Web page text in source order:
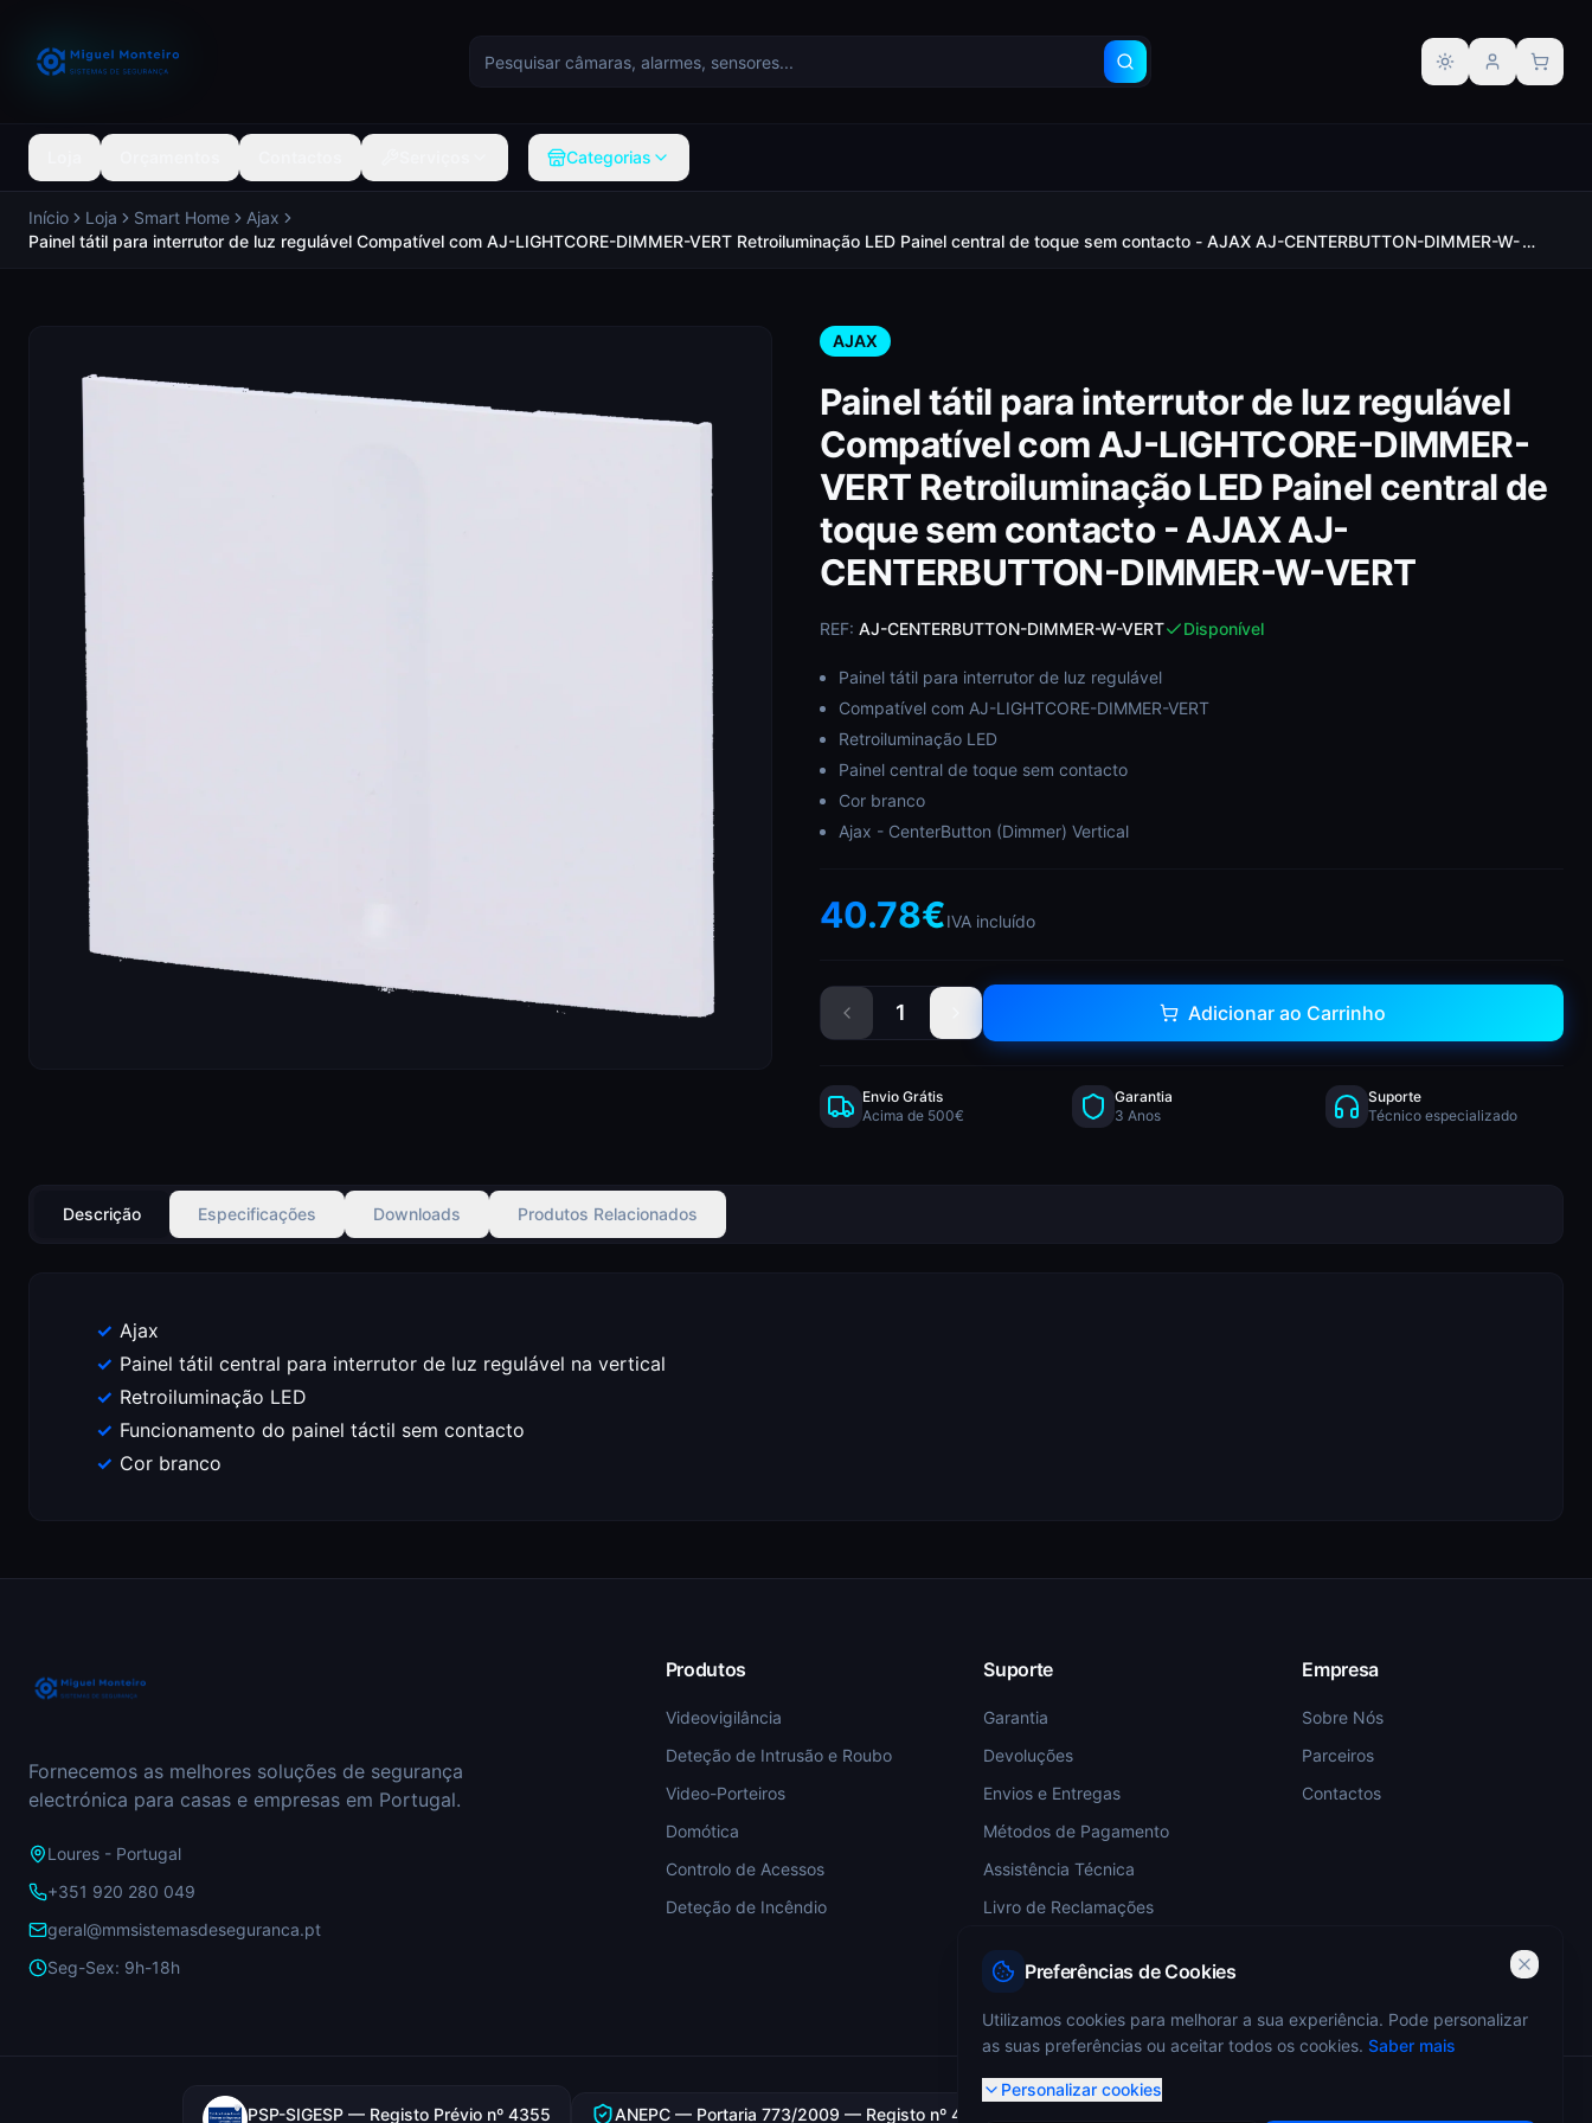
Alternar tema
Categorias
Início Loja Smart Home
Ajax
Painel tátil para interrutor de luz regulável Compatível com AJ-LIGHTCORE-DIMMER-VERT Retroiluminação LED Painel central de toque sem contacto - AJAX AJ-CENTERBUTTON-DIMMER-W-
AJAX
Painel tátil para interrutor de luz regulável
Compatível com AJ-LIGHTCORE-DIMMER-
VERT Retroiluminação LED Painel central de
toque sem contacto - AJAX AJ-
CENTERBUTTON-DIMMER-W-VERT
REF: AJ-CENTERBUTTON-DIMMER-W-VERT Disponível
Painel tátil para interrutor de luz regulável
Compatível com AJ-LIGHTCORE-DIMMER-VERT
Retroiluminação LED
Painel central de toque sem contacto
Cor branco
Ajax - CenterButton (Dimmer) Vertical
40.78€IVA incluído
1 Adicionar ao Carrinho
Envio Grátis
Acima de 500€
Garantia
3 Anos
Suporte
Técnico especializado
Descrição Especificações Downloads Produtos Relacionados
Ajax
Painel tátil central para interrutor de luz regulável na vertical
Retroiluminação LED
Funcionamento do painel táctil sem contacto
Cor branco
Fornecemos as melhores soluções de segurança
electrónica para casas e empresas em Portugal.
Loures - Portugal
+351 920 280 049
geral@mmsistemasdeseguranca.pt
Seg-Sex: 9h-18h
Produtos
Videovigilância
Deteção de Intrusão e Roubo
Video-Porteiros
Domótica
Controlo de Acessos
Deteção de Incêndio
Suporte
Garantia
Devoluções
Envios e Entregas
Métodos de Pagamento
Assistência Técnica
Livro de Reclamações
Empresa
Sobre Nós
Parceiros
Contactos
PSP-SIGESP — Registo Prévio nº 4355 ANEPC — Portaria 773/2009 — Registo nº 4349
Preferências de Cookies
Utilizamos cookies para melhorar a sua experiência. Pode personalizar
as suas preferências ou aceitar todos os cookies. Saber mais
Personalizar cookies